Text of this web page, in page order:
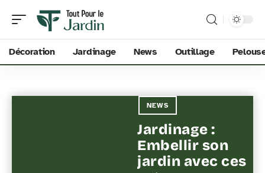
Décoration Jardinage News Outillage
NEWS
Jardinage :
Embellir son
jardin avec ces